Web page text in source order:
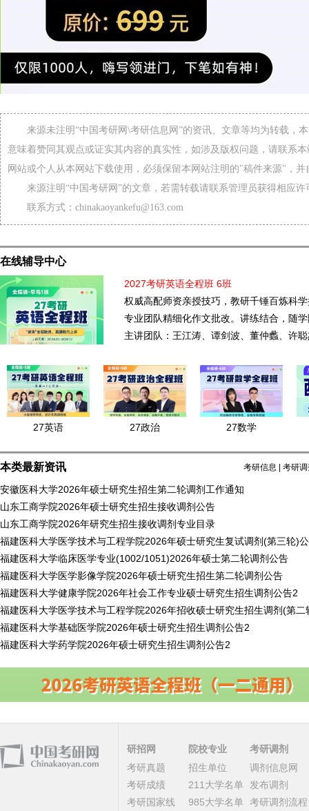
来源未注明“中国考研网\考研信息网”的资讯、文章等均为转载，
意味着赞同其观点或证实其内容的真实性，如涉及版权问题，请联系
网站或个人从本网站下载使用，必须保留本网站注明的"稿件来源"，
来源注明“中国考研网”的文章，若需转载请联系管理员获得相应许
联系方式：chinakaoyankefu@163.com
在线辅导中心
2027考研英语全程班 6班
权威高配师资亲授技巧，教研千锤百炼科
专业团队精细化作文批改。讲练结合，随
主讲团队：王江涛、谭剑波、董仲蠡、许
27英语 27政治 27数学
本类最新资讯 考研信息 考研
安徽医科大学2026年硕士研究生招生第二轮调剂工作通知
山东工商学院2026年硕士研究生招生接收调剂公告
山东工商学院2026年研究生招生接收调剂专业目录
福建医科大学医学技术与工程学院2026年硕士研究生复试调剂(第三轮)
福建医科大学临床医学专业(1002/1051)2026年硕士第二轮调剂公告
福建医科大学医学影像学院2026年硕士研究生招生第二轮调剂公告
福建医科大学健康学院2026年社会工作专业硕士研究生招生调剂公告2
福建医科大学医学技术与工程学院2026年招收硕士研究生招生调剂(第二
福建医科大学基础医学院2026年硕士研究生招生调剂公告2
福建医科大学药学院2026年硕士研究生招生调剂公告2
研招网
考研真题
考研成绩
考研国家线
院校专业
招生单位
211大学名单
985大学名单
考研调剂
调剂信息网
发布调剂
考研调剂流程